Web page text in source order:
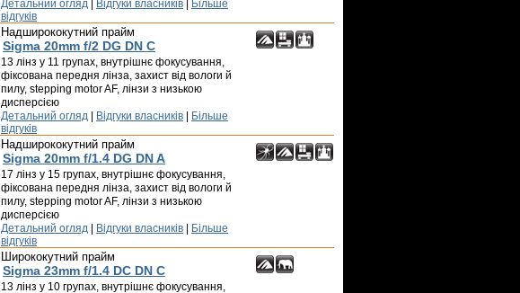
Детальний огляд Відгуки власників
Більше
відгуків
Надширококутний прайм
Sigma 20mm f/2 DG DN C
13 лінз у 11 групах, внутрішнє фокусування,
фіксована передня лінза, захист від вологи й
пилу, stepping motor AF, лінзи з низькою
дисперсією
Детальний огляд Відгуки власників
Більше
відгуків
Надширококутний прайм
Sigma 20mm f/1.4 DG DN A
17 лінз у 15 групах, внутрішнє фокусування,
фіксована передня лінза, захист від вологи й
пилу, stepping motor AF, лінзи з низькою
дисперсією
Детальний огляд Відгуки власників
Більше
відгуків
Ширококутний прайм
Sigma 23mm f/1.4 DC DN C
13 лінз у 10 групах, внутрішнє фокусування,